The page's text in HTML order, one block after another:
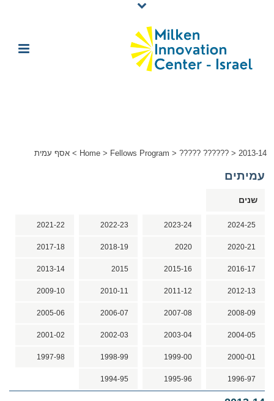
Home > Fellows Program > ????? ?????? > 2013-14
> אסף עמית
עמיתים
שנים
2024-25
2023-24
2022-23
2021-22
2020-21
2020
2018-19
2017-18
2016-17
2015-16
2015
2013-14
2012-13
2011-12
2010-11
2009-10
2008-09
2007-08
2006-07
2005-06
2004-05
2003-04
2002-03
2001-02
2000-01
1999-00
1998-99
1997-98
1996-97
1995-96
1994-95